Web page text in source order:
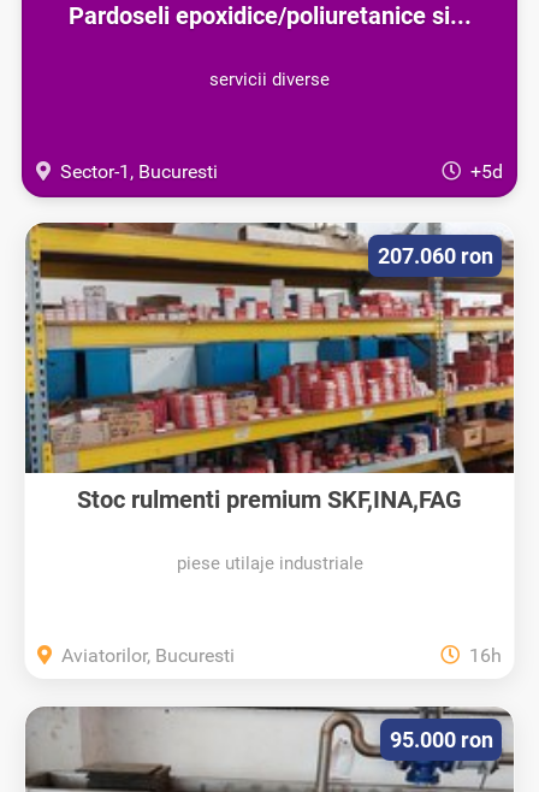
Pardoseli epoxidice/poliuretanice si...
servicii diverse
Sector-1, Bucuresti +5d
Stoc rulmenti premium SKF,INA,FAG
piese utilaje industriale
207.060 ron
Aviatorilor, Bucuresti 16h
95.000 ron